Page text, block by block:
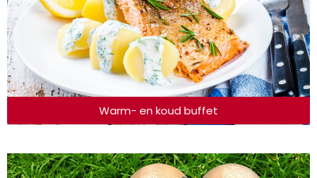
Warm- en koud buffet